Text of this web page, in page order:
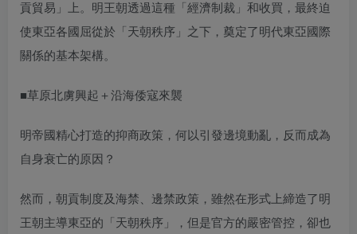
貢貿易」上。明王朝透過這種「經濟制裁」和收買，最終迫
使東亞各國屈從於「天朝秩序」之下，奠定了明代東亞國際
關係的基本架構。
■草原北虜興起＋沿海倭寇來襲
明帝國精心打造的抑商政策，何以引發邊境動亂，反而成為
自身衰亡的原因？
然而，朝貢制度及海禁、邊禁政策，雖然在形式上締造了明
王朝主導東亞的「天朝秩序」，但是官方的嚴密管控，卻也